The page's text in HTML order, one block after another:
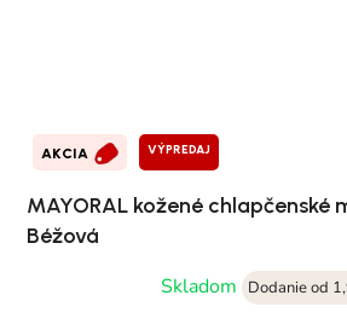
AKCIA VÝPREDAJ
MAYORAL kožené chlapčenské
Béžová
Skladom
Dodanie od